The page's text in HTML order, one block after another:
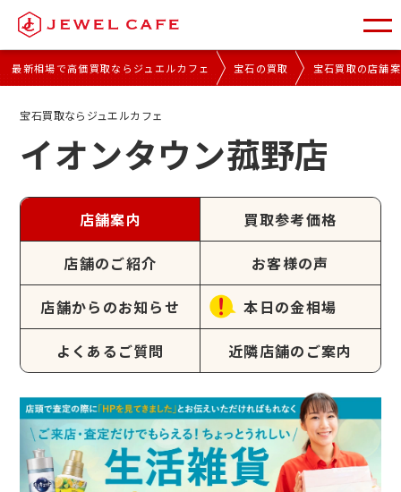
最新相場で高価買取ならジュエルカフェ 宝石の買取 宝石買取の店舗
宝石買取ならジュエルカフェ
イオンタウン菰野店
店舗案内 買取参考価格
店舗のご紹介 お客様の声
店舗からのお知らせ 本日の金相場
よくあるご質問 近隣店舗のご案内